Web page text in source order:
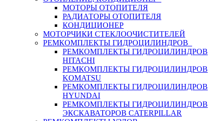
МОТОРЫ ОТОПИТЕЛЯ
РАДИАТОРЫ ОТОПИТЕЛЯ
КОНДИЦИОНЕР
МОТОРЧИКИ СТЕКЛООЧИСТИТЕЛЕЙ
РЕМКОМПЛЕКТЫ ГИДРОЦИЛИНДРОВ
РЕМКОМПЛЕКТЫ ГИДРОЦИЛИНДРОВ
HITACHI
РЕМКОМПЛЕКТЫ ГИДРОЦИЛИНДРОВ
KOMATSU
РЕМКОМПЛЕКТЫ ГИДРОЦИЛИНДРОВ
HYUNDAI
РЕМКОМПЛЕКТЫ ГИДРОЦИЛИНДРОВ
ЭКСКАВАТОРОВ CATERPILLAR